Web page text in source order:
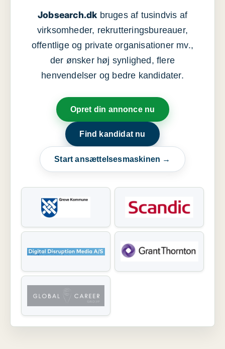
Jobsearch.dkbruges af tusindvis af
virksomheder, rekrutteringsbureauer,
offentlige og private organisationer mv.,
der ønsker høj synlighed, flere
henvendelser og bedre kandidater.
Opret din annonce nu
Find kandidat nu
Start ansættelsesmaskinen →